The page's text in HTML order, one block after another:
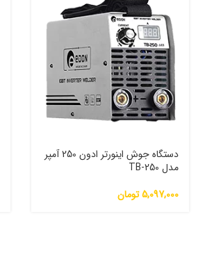
دستگاه جوش اینورتر ادون 250 آمپر
مدل TB-250
5,097,000تومان